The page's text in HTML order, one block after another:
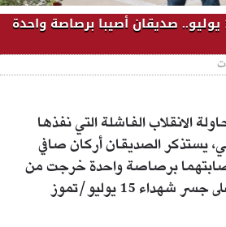
الانقلاب الفاشلة التي نفذها
يستذكر الصديقان أركان صافي
برصاصة واحدة خرجت من
سلاح أحد الانقلابيين على جسر شهداء 15 يوليو/تموز